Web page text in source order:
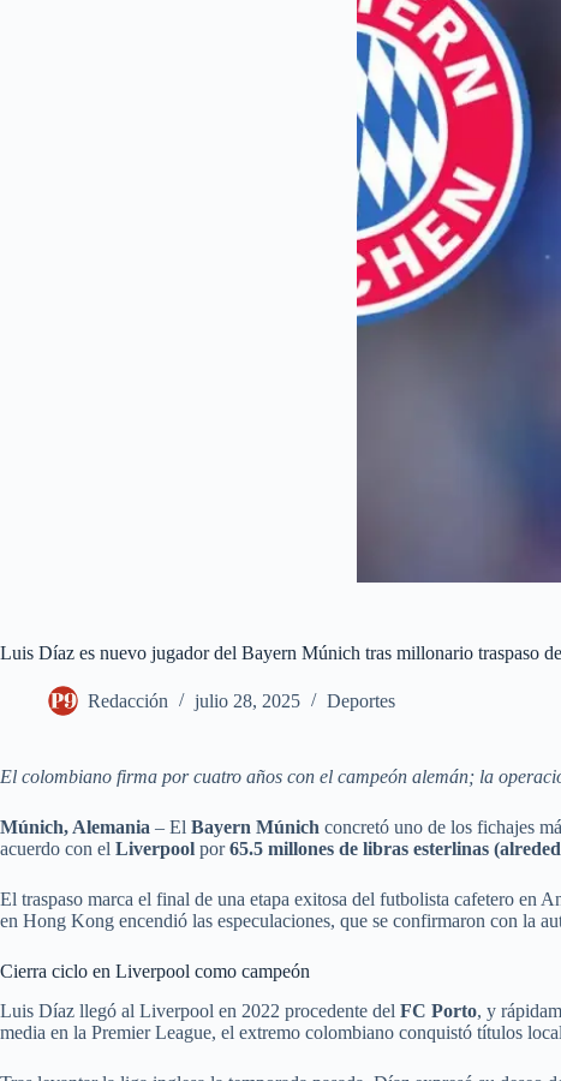
Luis Díaz es nuevo jugador del Bayern Múnich tras millonario traspaso
Redacción julio 28, 2025 Deportes
El colombiano firma por cuatro años con el campeón alemán; la
Múnich, Alemania – El Bayern Múnich concretó uno de los fichajes
acuerdo con el Liverpool por65.5 millones de libras esterlinas
El traspaso marca el final de una etapa exitosa del futbolista cafetero en
en Hong Kong encendió las especulaciones, que se confirmaron con la
Cierra ciclo en Liverpool como campeón
Luis Díaz llegó al Liverpool en 2022 procedente del FC Porto, y
media en la Premier League, el extremo colombiano conquistó títulos